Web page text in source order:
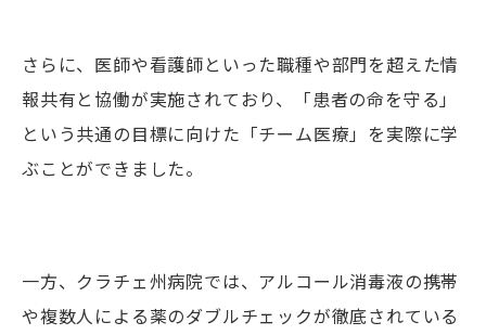
さらに、医師や看護師といった職種や部門を超えた情
報共有と協働が実施されており、「患者の命を守る」
という共通の目標に向けた「チーム医療」を実際に学
ぶことができました。
一方、クラチェ州病院では、アルコール消毒液の携帯
や複数人による薬のダブルチェックが徹底されている